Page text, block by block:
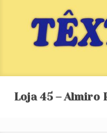
Loja
Loja 45 – Almiro